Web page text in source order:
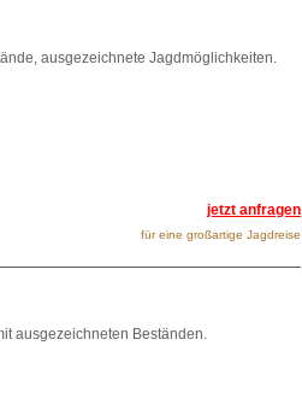
ausgezeichnete Jagdmöglichkeiten.
jetzt anfragen
für eine großartige Jagdreise
ausgezeichneten Beständen.